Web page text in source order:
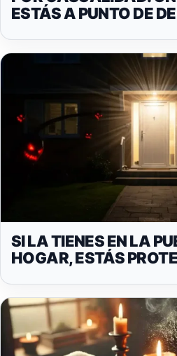
ESTÁS A PUNTO DE
SI LA TIENES EN LA
HOGAR, ESTÁS